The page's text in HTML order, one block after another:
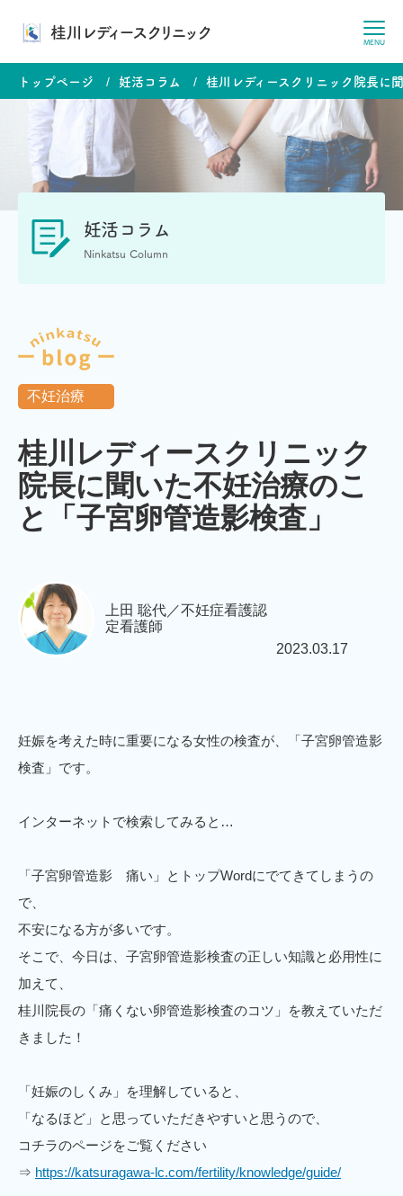
桂川レディースクリニック MENU
トップページ 妊活コラム 桂川レディースクリニック院長に
妊活コラム
Ninkatsu Column
不妊治療
桂川レディースクリニック
院長に聞いた不妊治療のこ
と「子宮卵管造影検査」
上田 聡代／不妊症看護認
定看護師
2023.03.17
妊娠を考えた時に重要になる女性の検査が、「子宮卵管造影
検査」です。
インターネットで検索してみると…
「子宮卵管造影 痛い」とトップWordにでてきてしまうの
で、
不安になる方が多いです。
そこで、今日は、子宮卵管造影検査の正しい知識と必用性に
加えて、
桂川院長の「痛くない卵管造影検査のコツ」を教えていただ
きました！
「妊娠のしくみ」を理解していると、
「なるほど」と思っていただきやすいと思うので、
コチラのページをご覧ください
⇒ https://katsuragawa-lc.com/fertility/knowledge/guide/